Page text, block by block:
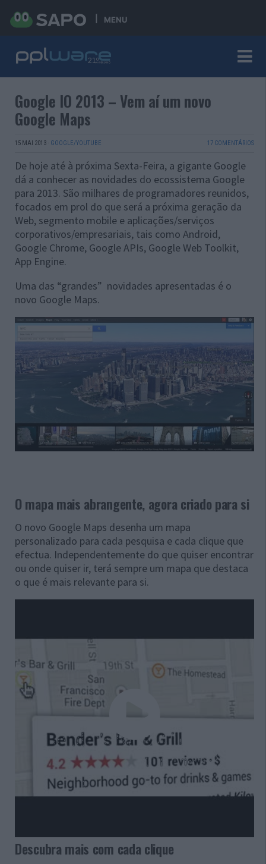
MENU
Google IO 2013 – Vem aí um novo
Google Maps
15 MAI 2013 · GOOGLE/YOUTUBE 17 COMENTÁRIOS
De hoje até à próxima Sexta-Feira, a gigante Google
dá a conhecer as novidades do ecossistema Google
para 2013. São milhares de programadores reunidos,
focados em prol do que será a próxima geração da
Web, segmento mobile e aplicações/serviços
corporativos/empresariais, tais como Android,
Google Chrome, Google APIs, Google Web Toolkit,
App Engine.
Uma das “grandes” novidades apresentadas é o
novo Google Maps.
O mapa mais abrangente, agora criado para si
O novo Google Maps desenha um mapa
personalizado para cada pesquisa e cada clique que
efectua. Independentemente do que quiser encontrar
ou onde quiser ir, terá sempre um mapa que destaca
o que é mais relevante para si.
Descubra mais com cada clique